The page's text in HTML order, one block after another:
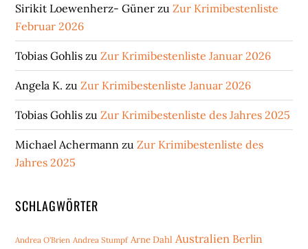
Sirikit Loewenherz- Güner zuZur Krimibestenliste
Februar 2026
Tobias Gohlis zuZur Krimibestenliste Januar 2026
Angela K. zuZur Krimibestenliste Januar 2026
Tobias Gohlis zuZur Krimibestenliste des Jahres 2025
Michael Achermann zuZur Krimibestenliste des
Jahres 2025
SCHLAGWÖRTER
Andrea O'Brien Andrea Stumpf Arne Dahl Australien Berlin